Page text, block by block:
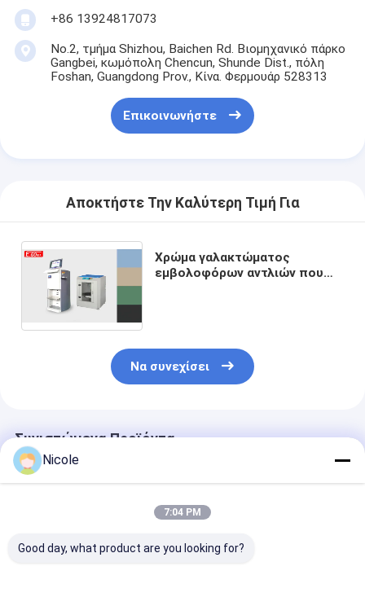
+86 13924817073
No.2, τμήμα Shizhou, Baichen Rd. Βιομηχανικό πάρκο
Gangbei, κωμόπολη Chencun, Shunde Dist., πόλη
Foshan, Guangdong Prov., Κίνα. Φερμουάρ 528313
Επικοινωνήστε
Αποκτήστε Την Καλύτερη Τιμή Για
Χρώμα γαλακτώματος
εμβολοφόρων αντλιών που
Να συνεχίσει
Συνιστώμενα Προϊόντα
Nicole
7:04 PM
Good day, what product are you looking for?